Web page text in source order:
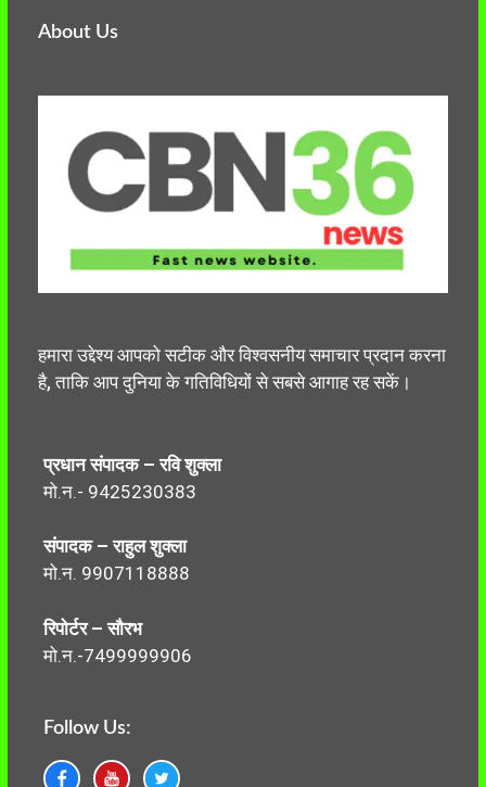
About Us
हमारा उद्देश्य आपको सटीक और विश्वसनीय समाचार प्रदान करना
है, ताकि आप दुनिया के गतिविधियों से सबसे आगाह रह सकें।
प्रधान संपादक – रवि शुक्ला
मो.न.- 9425230383
संपादक – राहुल शुक्ला
मो.न. 9907118888
रिपोर्टर – सौरभ
मो.न.-7499999906
Follow Us: